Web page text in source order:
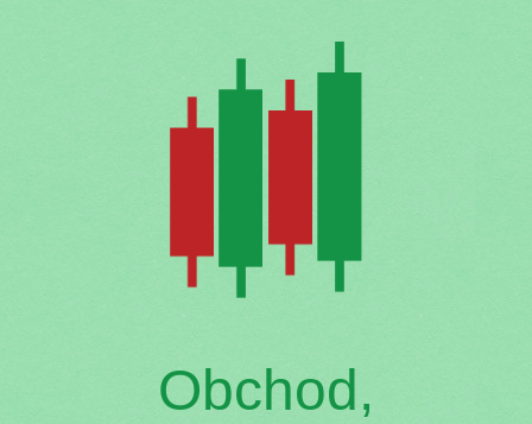
Obchod,